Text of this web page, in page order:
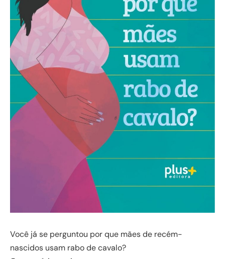
Você já se perguntou por que mães de recém-
nascidos usam rabo de cavalo?